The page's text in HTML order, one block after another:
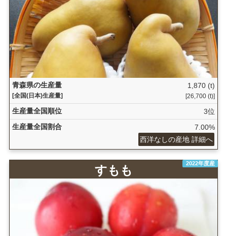
青森県の生産量
[全国(日本)生産量]
1,870 (t)
[26,700 (t)]
生産量全国順位
3位
生産量全国割合
7.00%
西洋なしの産地 詳細へ
2022年度産
すもも